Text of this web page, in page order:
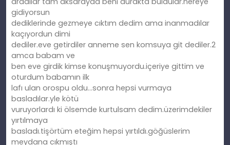
gidiyorsun
dediklerinde gezmeye cıktım dedim ama inanmadılar
kaçıyordun dimi
dediler.eve getirdiler anneme sen komsuya git dediler.2
amca babam ve
ben eve girdik kimse konuşmuyordu.içeriye gittim ve
oturdum babamın ilk
lafı ulan orospu oldu…sonra hepsi vurmaya
basladılar.yle kötü
vuruyorlardı ki ölsemde kurtulsam dedim.üzerimdekiler
yırtılmaya
basladı.tişörtüm eteğim hepsi yırtıldı.göğüslerim
meydana cıkmıştı